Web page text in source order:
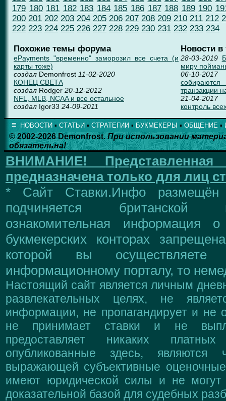
179 180 181 182 183 184 185 186 187 188 189 190
200 201 202 203 204 205 206 207 208 209 210 211 212
222 223 224 225 226 227 228 229 230 231 232 233 234
Похожие темы форума
ePayments "временно" заморозил все счета (и
карты тоже)
создал Demonfrost 11-02-2020
КОНЕЦ СВЕТА
создал Rodger 20-12-2012
NFL, MLB, NCAA и все остальное
создал Igor33 24-09-2011
Новости в
28-03-2019
миру
06-10-2017
транзакции
21-04-2017
контроль
≡ НОВОСТИ ▪ СТАТЬИ ▪ СТРАТЕГИИ ▪ БУКМЕКЕРЫ ▪ ОБЩЕНИЕ ▪
© 2002-2026 Demonfrost.При использовании
обязательна!
ВНИМАНИЕ!
предназначена только для лиц
* Сайт Ставки.Инфо размещён
подчиняется британской
ознакомительная информация
букмекерских конторах
которой вы
информационному порталу, то
Настоящий сайт является личным
развлекательных целях, не
информации, не пропагандирует и не
не принимает ставки и не
предоставляет никаких
опубликованные здесь, являются
выражающей субъективные
имеют юридической силы и не могут
доказательной базой для судебных